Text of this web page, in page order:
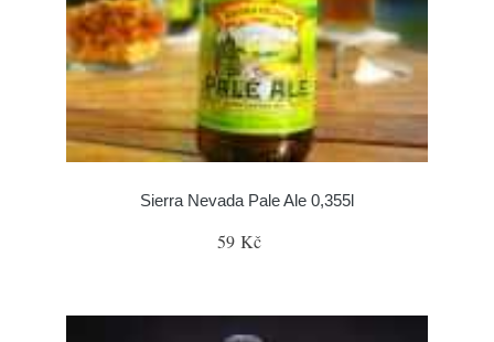
Sierra Nevada Pale Ale 0,355l
59 Kč